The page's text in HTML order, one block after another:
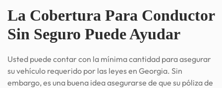
La Cobertura Para Conductor
Sin Seguro Puede Ayudar
Usted puede contar con la mínima cantidad para asegurar
su vehículo requerido por las leyes en Georgia. Sin
embargo, es una buena idea asegurarse de que su póliza de